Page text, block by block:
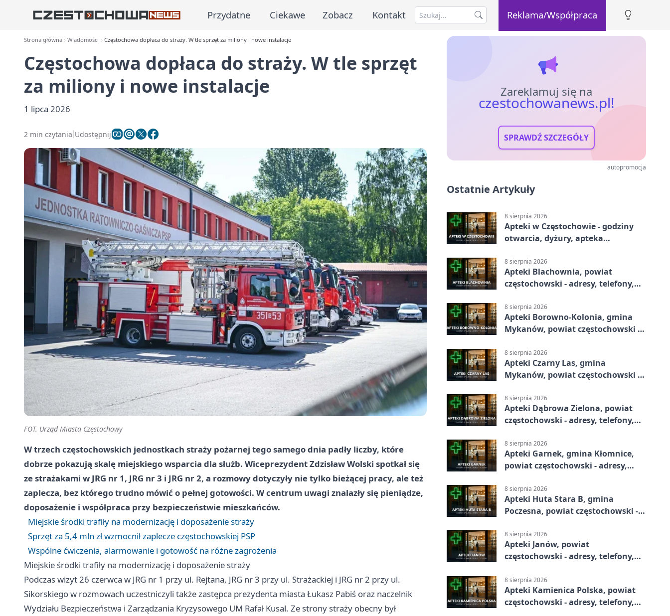
Przydatne Ciekawe Zobacz Kontakt Reklama/Współpraca
Strona główna Wiadomości Częstochowa dopłaca do straży. W tle sprzęt za miliony i nowe instalacje
Częstochowa dopłaca do straży. W tle sprzęt
za miliony i nowe instalacje
1 lipca 2026
2 min czytania Udostępnij
FOT. Urząd Miasta Częstochowy
W trzech częstochowskich jednostkach straży pożarnej tego samego dnia padły liczby, które
dobrze pokazują skalę miejskiego wsparcia dla służb. Wiceprezydent Zdzisław Wolski spotkał się
ze strażakami w JRG nr 1, JRG nr 3 i JRG nr 2, a rozmowy dotyczyły nie tylko bieżącej pracy, ale też
zaplecza, bez którego trudno mówić o pełnej gotowości. W centrum uwagi znalazły się pieniądze,
doposażenie i współpraca przy bezpieczeństwie mieszkańców.
Miejskie środki trafiły na modernizację i doposażenie straży
Sprzęt za 5,4 mln zł wzmocnił zaplecze częstochowskiej PSP
Wspólne ćwiczenia, alarmowanie i gotowość na różne zagrożenia
Miejskie środki trafiły na modernizację i doposażenie straży
Podczas wizyt 26 czerwca w JRG nr 1 przy ul. Rejtana, JRG nr 3 przy ul. Strażackiej i JRG nr 2 przy ul.
Sikorskiego w rozmowach uczestniczyli także zastępca prezydenta miasta Łukasz Pabiś oraz naczelnik
Wydziału Bezpieczeństwa i Zarządzania Kryzysowego UM Rafał Kusal. Ze strony straży obecny był
Zareklamuj się na
czestochowanews.pl!
SPRAWDŹ SZCZEGÓŁY
autopromocja
Ostatnie Artykuły
8 sierpnia 2026
Apteki w Częstochowie - godziny
otwarcia, dyżury, apteka
8 sierpnia 2026
Apteki Blachownia, powiat
częstochowski - adresy, telefony,
8 sierpnia 2026
Apteki Borowno-Kolonia, gmina
Mykanów, powiat częstochowski -
8 sierpnia 2026
Apteki Czarny Las, gmina
Mykanów, powiat częstochowski -
8 sierpnia 2026
Apteki Dąbrowa Zielona, powiat
częstochowski - adresy, telefony,
8 sierpnia 2026
Apteki Garnek, gmina Kłomnice,
powiat częstochowski - adresy,
8 sierpnia 2026
Apteki Huta Stara B, gmina
Poczesna, powiat częstochowski -
8 sierpnia 2026
Apteki Janów, powiat
częstochowski - adresy, telefony,
8 sierpnia 2026
Apteki Kamienica Polska, powiat
częstochowski - adresy, telefony,